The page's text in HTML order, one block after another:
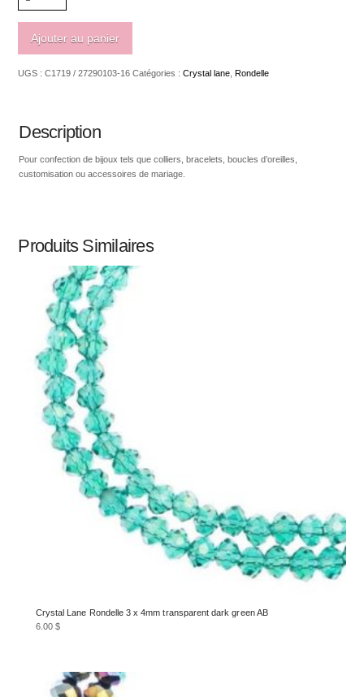
Crystal
Lane
x
Ajouter au panier
UGS :C1719 / 27290103-16 Catégories :Crystal lane Rondelle
Description
Pour confection de bijoux tels que colliers, bracelets, boucles d’oreilles,
customisation ou accessoires de mariage.
Produits Similaires
Crystal Lane Rondelle 3 x 4mm transparent dark green AB
6.00$